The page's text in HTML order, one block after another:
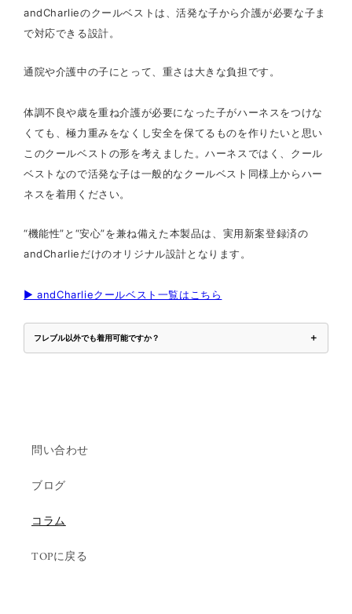
andCharlieのクールベストは、活発な子から介護が必要な子ま
で対応できる設計。
通院や介護中の子にとって、重さは大きな負担です。
体調不良や歳を重ね介護が必要になった子がハーネスをつけな
くても、極力重みをなくし安全を保てるものを作りたいと思い
このクールベストの形を考えました。ハーネスではく、クール
ベストなので活発な子は一般的なクールベスト同様上からハー
ネスを着用ください。
“機能性”と“安心”を兼ね備えた本製品は、実用新案登録済の
andCharlieだけのオリジナル設計となります。
▶ andCharlieクールベスト一覧はこちら
フレブル以外でも着用可能ですか？ ＋
問い合わせ
ブログ
コラム
TOPに戻る